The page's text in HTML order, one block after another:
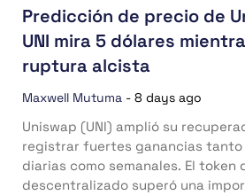
Predicción de precio de
UNI mira 5 dólares
ruptura alcista
Maxwell Mutuma - 8 days ago
Uniswap (UNI) amplió su
registrar fuertes ganancias tanto
diarias como semanales. El token
descentralizado superó una